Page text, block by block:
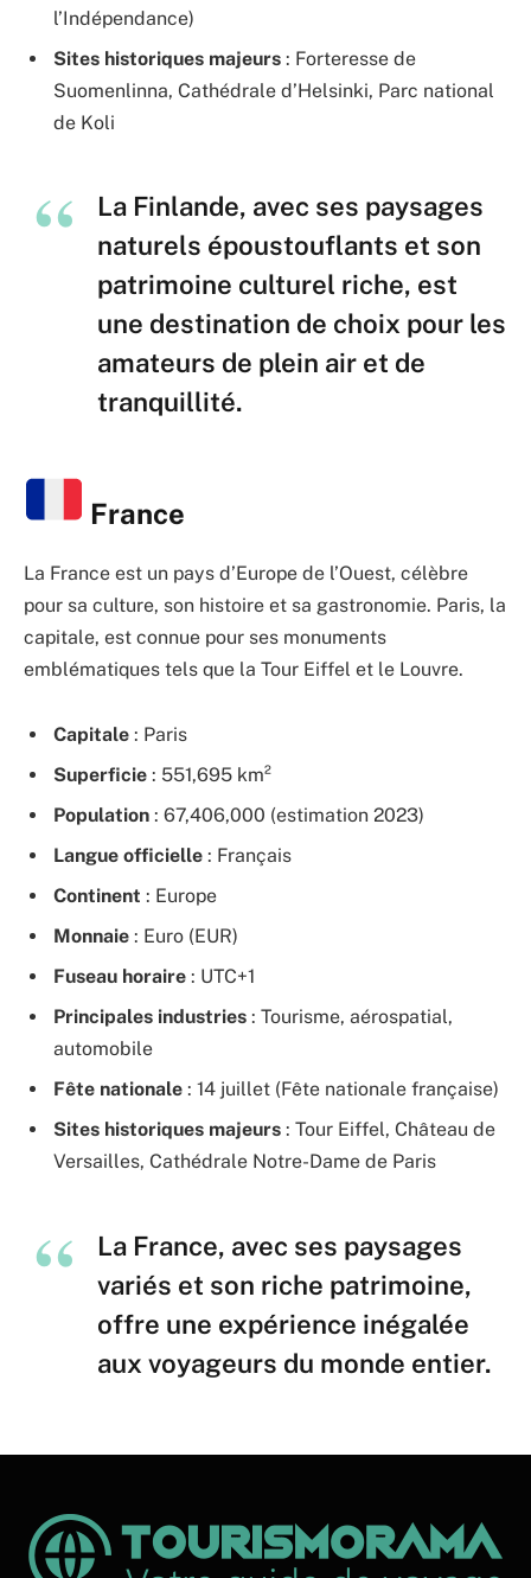
l’Indépendance)
Sites historiques majeurs : Forteresse de
Suomenlinna, Cathédrale d’Helsinki, Parc national
de Koli
La Finlande, avec ses paysages
naturels époustouflants et son
patrimoine culturel riche, est
une destination de choix pour les
amateurs de plein air et de
tranquillité.
France
La France est un pays d’Europe de l’Ouest, célèbre
pour sa culture, son histoire et sa gastronomie. Paris, la
capitale, est connue pour ses monuments
emblématiques tels que la Tour Eiffel et le Louvre.
Capitale : Paris
Superficie : 551,695 km²
Population : 67,406,000 (estimation 2023)
Langue officielle : Français
Continent : Europe
Monnaie : Euro (EUR)
Fuseau horaire : UTC+1
Principales industries : Tourisme, aérospatial,
automobile
Fête nationale : 14 juillet (Fête nationale française)
Sites historiques majeurs : Tour Eiffel, Château de
Versailles, Cathédrale Notre-Dame de Paris
La France, avec ses paysages
variés et son riche patrimoine,
offre une expérience inégalée
aux voyageurs du monde entier.